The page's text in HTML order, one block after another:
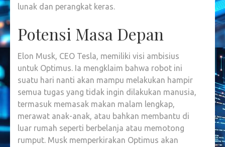
lunak dan perangkat keras.
Potensi Masa Depan
Elon Musk, CEO Tesla, memiliki visi ambisius
untuk Optimus. Ia mengklaim bahwa robot ini
suatu hari nanti akan mampu melakukan hampir
semua tugas yang tidak ingin dilakukan manusia,
termasuk memasak makan malam lengkap,
merawat anak-anak, atau bahkan membantu di
luar rumah seperti berbelanja atau memotong
rumput. Musk memperkirakan Optimus akan